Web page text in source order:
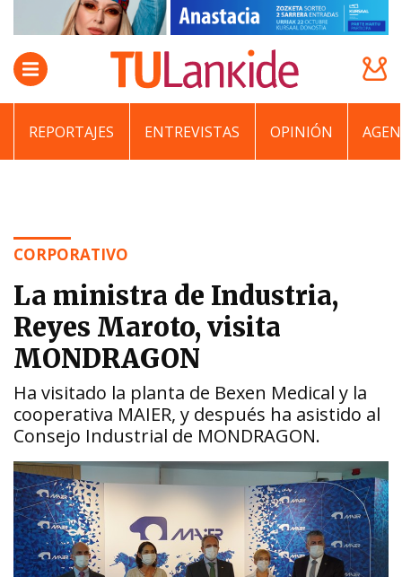
REPORTAJES ENTREVISTAS OPINIÓN
CORPORATIVO
La ministra de Industria,
Reyes Maroto, visita
MONDRAGON
Ha visitado la planta de Bexen Medical y la
cooperativa MAIER, y después ha asistido al
Consejo Industrial de MONDRAGON.